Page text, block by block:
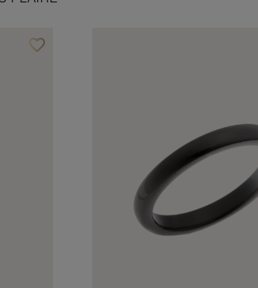
favorite_borderAjouter à vos favoris